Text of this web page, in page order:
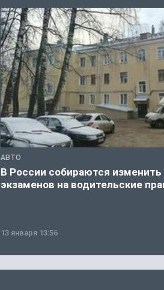
АВТО
В России собираются изменить
экзаменов на водительские
13 января 13:56